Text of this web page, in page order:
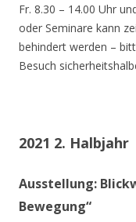
Fr. 8.30 – 14.00 Uhr
oder Seminare kann
behindert werden –
Besuch
2021 2. Halbjahr
Ausstellung:
Bewegung“